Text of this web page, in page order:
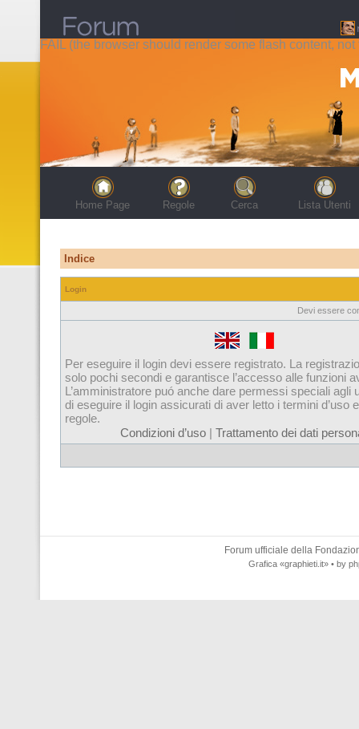
FAIL (the browser should render some flash content, not
Home Page Regole Cerca Lista Utenti
Indice
Login
Devi essere
Per eseguire il login devi essere registrato. La
solo pochi secondi e garantisce l’accesso alle funzioni
L’amministratore puó anche dare permessi speciali agli
di eseguire il login assicurati di aver letto i termini d’uso
regole.
Condizioni d’uso | Trattamento dei dati
Forum ufficiale della
Grafica «graphieti.it» • by